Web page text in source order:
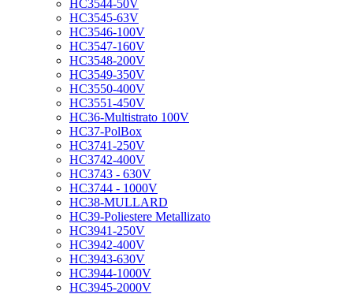
HC3544-50V
HC3545-63V
HC3546-100V
HC3547-160V
HC3548-200V
HC3549-350V
HC3550-400V
HC3551-450V
HC36-Multistrato 100V
HC37-PolBox
HC3741-250V
HC3742-400V
HC3743 - 630V
HC3744 - 1000V
HC38-MULLARD
HC39-Poliestere Metallizato
HC3941-250V
HC3942-400V
HC3943-630V
HC3944-1000V
HC3945-2000V